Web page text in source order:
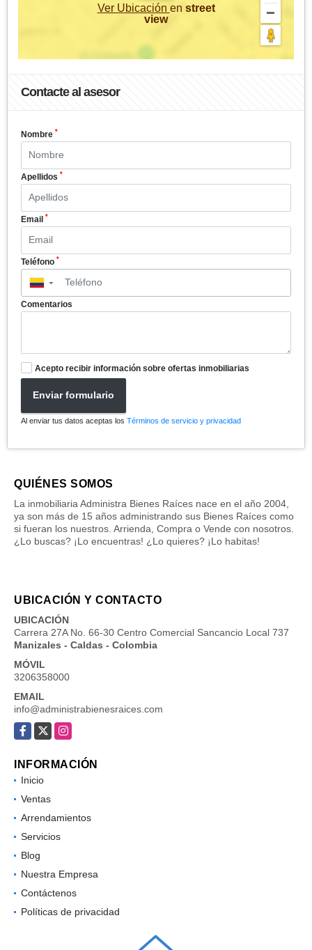
Ver Ubicación en street
view
Contacte al asesor
Nombre *
Apellidos *
Email *
Teléfono *
▼
Comentarios
Acepto recibir información sobre ofertas inmobiliarias
Enviar formulario
Al enviar tus datos aceptas los Términos de servicio y privacidad
QUIÉNES SOMOS
La inmobiliaria Administra Bienes Raíces nace en el año 2004,
ya son más de 15 años administrando sus Bienes Raíces como
si fueran los nuestros. Arrienda, Compra o Vende con nosotros.
¿Lo buscas? ¡Lo encuentras! ¿Lo quieres? ¡Lo habitas!
UBICACIÓN Y CONTACTO
UBICACIÓN
Carrera 27A No. 66-30 Centro Comercial Sancancio Local 737
Manizales - Caldas - Colombia
MÓVIL
3206358000
EMAIL
info@administrabienesraices.com
Facebook
X Instagram
INFORMACIÓN
Inicio
Ventas
Arrendamientos
Servicios
Blog
Nuestra Empresa
Contáctenos
Políticas de privacidad